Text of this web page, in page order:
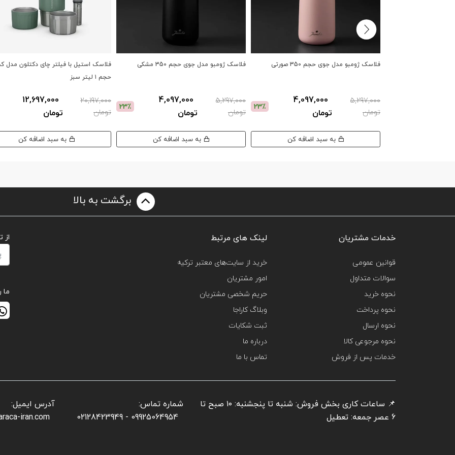
فلاسک ژومبو مدل جوی حجم 350 صورتی
5,297,000
تومان
4,097,000
تومان
23٪
به سبد اضافه کن
فلاسک ژومبو مدل جوی حجم 350 مشکی
5,297,000
تومان
4,097,000
تومان
23٪
به سبد اضافه کن
فلاسک استیل با فیلتر چای دکتلون مدل
حجم ۱ لیتر سبز
20,197,000
تومان
12,697,000
تومان
به سبد اضافه کن
برگشت به بالا
خدمات مشتریان
قوانین عمومی
سوالات متداول
نحوه خرید
نحوه پرداخت
نحوه ارسال
نحوه مرجوعی کالا
خدمات پس از فروش
لینک های مرتبط
خرید از سایت‌های معتبر ترکیه
امور مشتریان
حریم شخصی مشتریان
وبلاگ کاراجا
ثبت شکایات
درباره ما
تماس با ما
از
ما
📌 ساعات کاری بخش فروش: شنبه تا پنجشنبه: ۱۰ صبح تا
6 عصر جمعه: تعطیل
شماره تماس:
09925064954 - 02128423949
آدرس ایمیل:
iran.com